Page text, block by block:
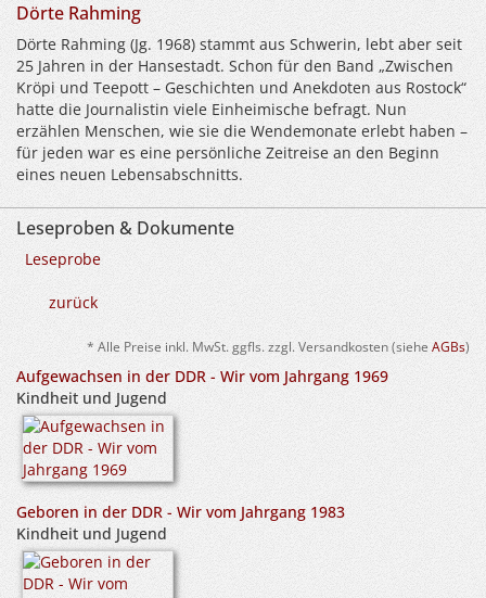
Dörte Rahming
Dörte Rahming (Jg. 1968) stammt aus Schwerin, lebt aber seit
25 Jahren in der Hansestadt. Schon für den Band „Zwischen
Kröpi und Teepott – Geschichten und Anekdoten aus Rostock“
hatte die Journalistin viele Einheimische befragt. Nun
erzählen Menschen, wie sie die Wendemonate erlebt haben –
für jeden war es eine persönliche Zeitreise an den Beginn
eines neuen Lebensabschnitts.
Leseproben & Dokumente
Leseprobe
zurück
* Alle Preise inkl. MwSt. ggfls. zzgl. Versandkosten (siehe AGBs)
Aufgewachsen in der DDR - Wir vom Jahrgang 1969
Kindheit und Jugend
Geboren in der DDR - Wir vom Jahrgang 1983
Kindheit und Jugend